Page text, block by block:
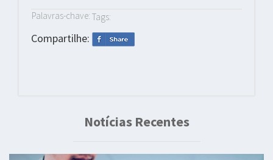
Palavras-chave: Tags:
Compartilhe:
Notícias Recentes